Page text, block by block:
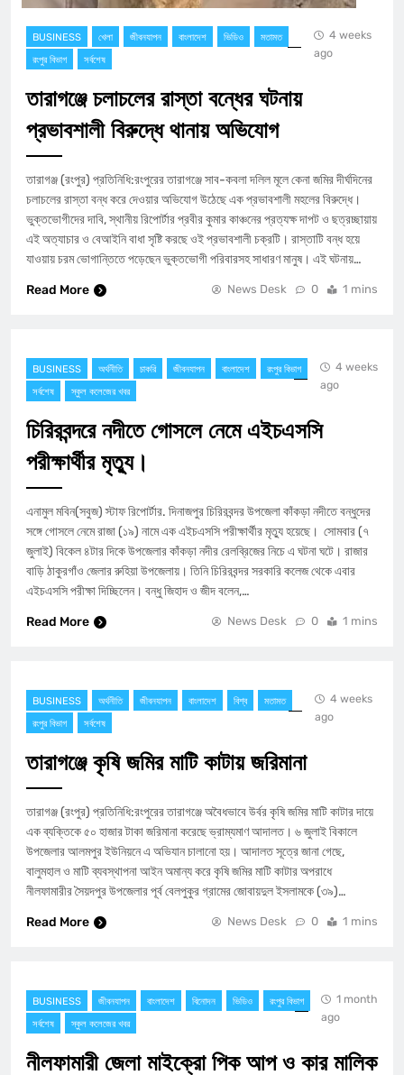
BUSINESS খেলা জীবনযাপন বাংলাদেশ ভিডিও
মতামত
রংপুর বিভাগ
সর্বশেষ
4 weeks
ago
তারাগঞ্জে চলাচলের রাস্তা বন্ধের ঘটনায়
প্রভাবশালী বিরুদ্ধে থানায় অভিযোগ
​তারাগঞ্জ (রংপুর) প্রতিনিধি:রংপুরের তারাগঞ্জে সাব-কবলা দলিল মূলে কেনা জমির দীর্ঘদিনের
চলাচলের রাস্তা বন্ধ করে দেওয়ার অভিযোগ উঠেছে এক প্রভাবশালী মহলের বিরুদ্ধে।
ভুক্তভোগীদের দাবি, স্থানীয় রিপোর্টার প্রবীর কুমার কাঞ্চনের প্রত্যক্ষ দাপট ও ছত্রচ্ছায়ায়
এই অত্যাচার ও বেআইনি বাধা সৃষ্টি করছে ওই প্রভাবশালী চক্রটি। রাস্তাটি বন্ধ হয়ে
যাওয়ায় চরম ভোগান্তিতে পড়েছেন ভুক্তভোগী পরিবারসহ সাধারণ মানুষ। এই ঘটনায়…
Read More
News Desk 0 1 mins
BUSINESS অর্থনীতি চাকরি জীবনযাপন বাংলাদেশ
রংপুর বিভাগ
সর্বশেষ
স্কুল কলেজের খবর
4 weeks
ago
চিরিরবন্দরে নদীতে গোসলে নেমে এইচএসসি
পরীক্ষার্থীর মৃত্যু।
এনামুল মবিন(সবুজ) স্টাফ রিপোর্টার. দিনাজপুর চিরিরবন্দর উপজেলা কাঁকড়া নদীতে বন্ধুদের
সঙ্গে গোসলে নেমে রাজা (১৯) নামে এক এইচএসসি পরীক্ষার্থীর মৃত্যু হয়েছে। সোমবার (৭
জুলাই) বিকেল ৪টার দিকে উপজেলার কাঁকড়া নদীর রেলব্রিজের নিচে এ ঘটনা ঘটে। রাজার
বাড়ি ঠাকুরগাঁও জেলার রুহিয়া উপজেলায়। তিনি চিরিরবন্দর সরকারি কলেজ থেকে এবার
এইচএসসি পরীক্ষা দিচ্ছিলেন। বন্ধু জিহাদ ও জীদ বলেন,…
Read More
News Desk 0 1 mins
BUSINESS অর্থনীতি জীবনযাপন বাংলাদেশ বিশ্ব
মতামত
রংপুর বিভাগ
সর্বশেষ
4 weeks
ago
​তারাগঞ্জে কৃষি জমির মাটি কাটায় জরিমানা
​তারাগঞ্জ (রংপুর) প্রতিনিধি:রংপুরের তারাগঞ্জে অবৈধভাবে উর্বর কৃষি জমির মাটি কাটার দায়ে
এক ব্যক্তিকে ৫০ হাজার টাকা জরিমানা করেছে ভ্রাম্যমাণ আদালত। ৬ জুলাই বিকালে
উপজেলার আলমপুর ইউনিয়নে এ অভিযান চালানো হয়। আদালত সূত্রে জানা গেছে,
বালুমহাল ও মাটি ব্যবস্থাপনা আইন অমান্য করে কৃষি জমির মাটি কাটার অপরাধে
নীলফামারীর সৈয়দপুর উপজেলার পূর্ব বেলপুকুর গ্রামের জোবায়দুল ইসলামকে (৩৯)…
Read More
News Desk 0 1 mins
BUSINESS জীবনযাপন বাংলাদেশ বিনোদন ভিডিও
রংপুর বিভাগ
সর্বশেষ
স্কুল কলেজের খবর
1 month
ago
নীলফামারী জেলা মাইক্রো পিক আপ ও কার মালিক